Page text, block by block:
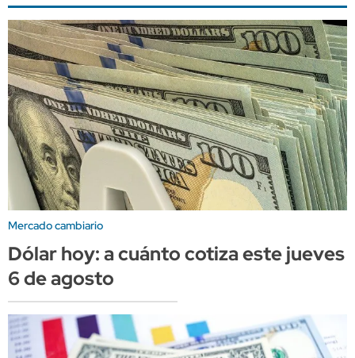
Mercado cambiario
Dólar hoy: a cuánto cotiza este jueves
6 de agosto